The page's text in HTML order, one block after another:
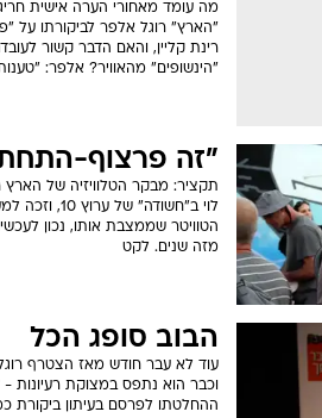
מה עומד מאחורי הערה אישית
רינת קליין, והאם הדבר קשור
"הינשופים" מהאוויר? אלפר:
"זה פרצוף-
תקציר: מבקר הטלוויזיה של
לוי ב"חשודה"
הטוויטר שממצבת אותו, נכון
מזה שנים. לקט
הבוב סופג הכל
עוד לא עבר חודש מאז הצטרף
וכבר הוא נתפס במצוקת רעיונות